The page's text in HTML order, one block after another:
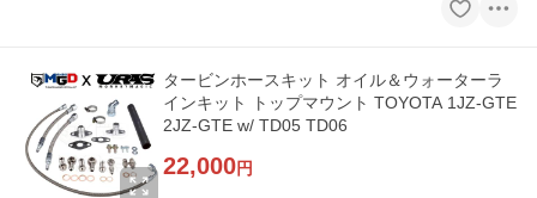
タービンホースキット オイル＆ウォーターラ
インキット トップマウント TOYOTA 1JZ-GTE
2JZ-GTE w/ TD05 TD06
22,000円